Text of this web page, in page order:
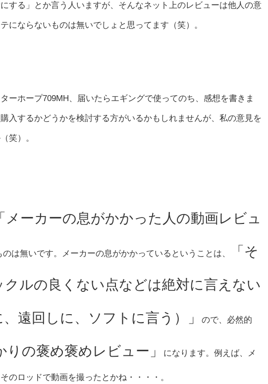
する」とか言う人いますが、そんなネット上のレビューは他人の意
にならないものは無いでしょと思ってます（笑）。
ーホープ709MH、届いたらエギングで使ってのち、感想を書きま
入するかどうかを検討する方がいるかもしれませんが、私の意見を
笑）。
「メーカーの息がかかった人の動画レビュ
は無いです。メーカーの息がかかっているということは、 「そ
ルの良くない点などは絶対に言えない
、遠回しに、ソフトに言う）」 ので、必然的
りの褒め褒めレビュー」 になります。例えば、メ
のロッドで動画を撮ったとかね・・・・。